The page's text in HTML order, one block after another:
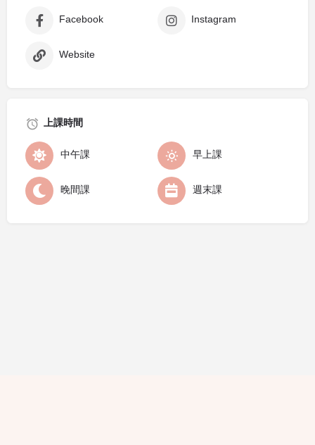
Facebook Instagram
Website
上課時間
中午課 早上課
晚間課 週末課